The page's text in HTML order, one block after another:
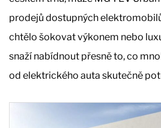
prodejů dostupných
chtělo šokovat výkonem nebo
snaží nabídnout přesně to, co
od elektrického auta skutečně